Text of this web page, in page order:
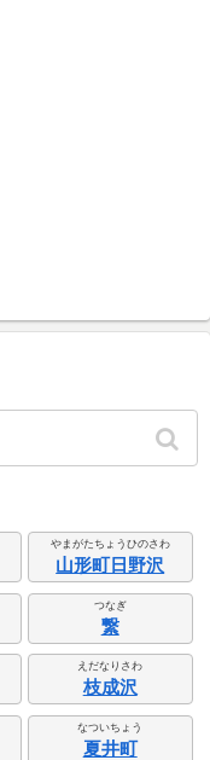
やまがたちょうひのさわ
山形町日野沢
つなぎ
繋
えだなりさわ
枝成沢
なついちょう
夏井町